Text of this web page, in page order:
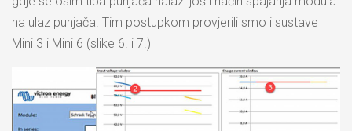
na ulaz punjača. Tim postupkom provjerili smo i sustave
Mini 3 i Mini 6 (slike 6. i 7.)